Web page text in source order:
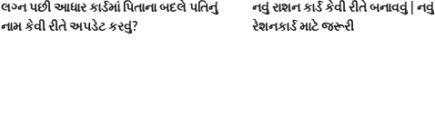
લગ્ન પછી આધાર કાર્ડમાં પિતાના બદલે પતિનું
નામ કેવી રીતે અપડેટ કરવું?
નવું રાશન કાર્ડ કેવી રીતે બનાવવું | નવું
રેશનકાર્ડ માટે જરૂરી